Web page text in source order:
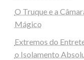
O Truque e a
Mágico
Extremos do
o Isolamento